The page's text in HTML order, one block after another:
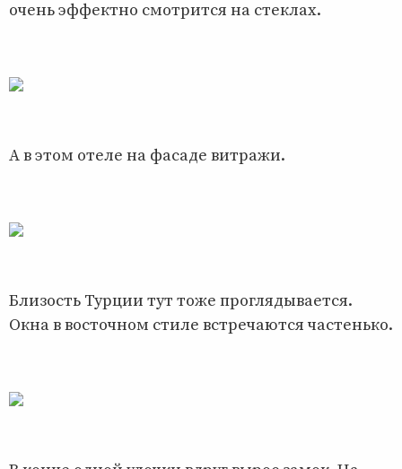
очень эффектно смотрится на стеклах.
А в этом отеле на фасаде витражи.
Близость Турции тут тоже проглядывается.
Окна в восточном стиле встречаются частенько.